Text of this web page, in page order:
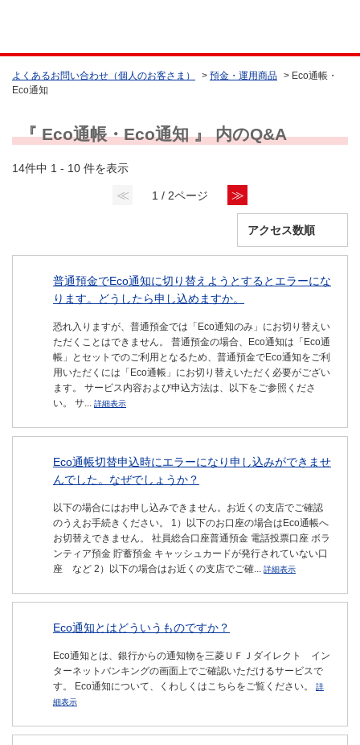
よくあるお問い合わせ（個人のお客さま） > 預金・運用商品 > Eco通帳・
Eco通知
『 Eco通帳・Eco通知 』 内のQ&A
14件中 1 - 10 件を表示
≪ 1 / 2ページ ≫
普通預金でEco通知に切り替えようとするとエラーにな
ります。どうしたら申し込めますか。
恐れ入りますが、普通預金では「Eco通知のみ」にお切り替えい
ただくことはできません。 普通預金の場合、Eco通知は「Eco通
帳」とセットでのご利用となるため、普通預金でEco通知をご利
用いただくには「Eco通帳」にお切り替えいただく必要がござい
ます。 サービス内容および申込方法は、以下をご参照くださ
い。 サ... 詳細表示
Eco通帳切替申込時にエラーになり申し込みができませ
んでした。なぜでしょうか？
以下の場合にはお申し込みできません。お近くの支店でご確認
のうえお手続きください。 1）以下のお口座の場合はEco通帳へ
お切替えできません。 社員総合口座普通預金 電話投票口座 ボラ
ンティア預金 貯蓄預金 キャッシュカードが発行されていない口
座 など 2）以下の場合はお近くの支店でご確... 詳細表示
Eco通知とはどういうものですか？
Eco通知とは、銀行からの通知物を三菱ＵＦＪダイレクト イン
ターネットバンキングの画面上でご確認いただけるサービスで
す。 Eco通知について、くわしくはこちらをご覧ください。
詳
細表示